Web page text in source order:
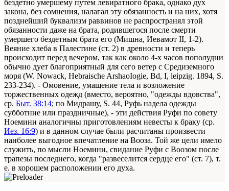
бездетно умершему путем левиратного брака, однако дух
закона, без сомнения, налагал эту обязанность и на них, хотя
позднейший буквализм раввинов не распространял этой
обязанности даже на брата, родившегося после смерти
умершего бездетным брата его (Мишна, Иевамот II, 1-2).
Веяние хлеба в Палестине (ст. 2) в древности и теперь
происходит перед вечером, так как около 4-х часов пополудни
обычно дует благоприятный для сего ветер с Средиземного
моря (W. Nowack, Hebraische ArshaoIogie, Bd, I, leipzig. 1894, S.
233-234). - Омовение, умащение тела и возложение
торжественных одежд (вместо, вероятно, "одежды вдовства",
ср. Быт. 38:14; по Мидрашу, S. 44, Руфь надела одежды
субботние или праздничные), - эти действия Руфи по совету
Ноемини аналогичны приготовлениям невесты к браку (ср.
Иез. 16:9) и в данном случае были расчитаны произвести
наиболее выгодное впечатление на Вооза. Той же цели имело
служить, по мысли Ноемини, свидание Руфи с Воозом после
трапезы последнего, когда "развеселится сердце его" (ст. 7), т.
е. в хорошем расположении его духа.